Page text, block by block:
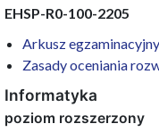
EHSP-R0-100-2205
Arkusz egzaminacyjny
Zasady oceniania
Informatyka
poziom rozszerzony